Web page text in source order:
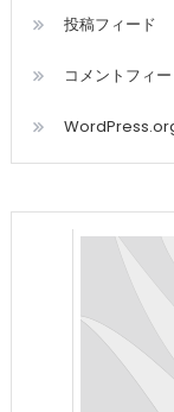
投稿フィード
コメントフィ